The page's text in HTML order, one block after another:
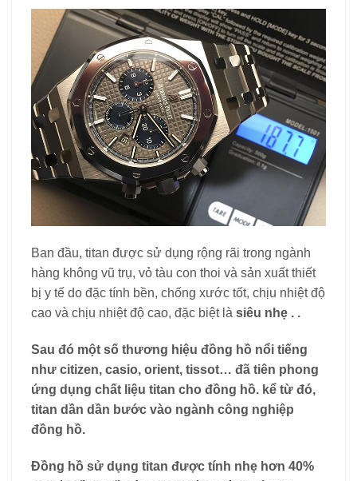
Ban đầu, titan được sử dụng rộng rãi trong ngành
hàng không vũ trụ, vỏ tàu con thoi và sản xuất thiết
bị y tế do đặc tính bền, chống xước tốt, chịu nhiệt độ
cao và chịu nhiệt độ cao, đặc biệt là siêu nhẹ . .
Sau đó một số thương hiệu đồng hồ nổi tiếng
như citizen, casio, orient, tissot… đã tiên phong
ứng dụng chất liệu titan cho đồng hồ. kể từ đó,
titan dần dần bước vào ngành công nghiệp
đồng hồ.
Đồng hồ sử dụng titan được tính nhẹ hơn 40%